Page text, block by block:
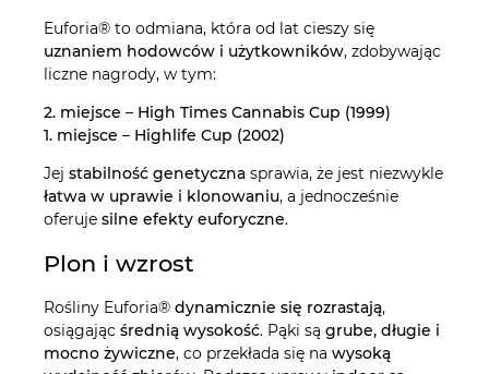
Euforia® to odmiana, która od lat cieszy się
uznaniem hodowców i użytkowników, zdobywając
liczne nagrody, w tym:
2. miejsce – High Times Cannabis Cup (1999)
1. miejsce – Highlife Cup (2002)
Jej stabilność genetyczna sprawia, że jest niezwykle
łatwa w uprawie i klonowaniu, a jednocześnie
oferuje silne efekty euforyczne.
Plon i wzrost
Rośliny Euforia® dynamicznie się rozrastają,
osiągając średnią wysokość. Pąki są grube, długie i
mocno żywiczne, co przekłada się na wysoką